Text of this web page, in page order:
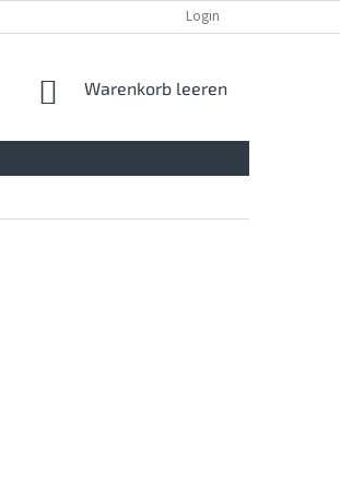
Login
WARENKORB
Warenkorb leeren